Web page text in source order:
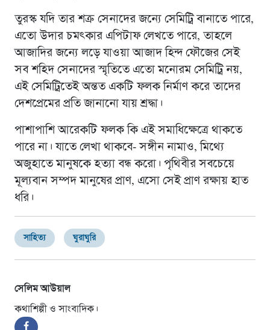
তুরস্ক যদি তার শত্রু সেনাদের জন্যে সেমিট্রি বানাতে পারে,
এতো উদার চমৎকার এপিটাফ লেখতে পারে, তাহলে
আজাদির জন্যে লড়ে যাওয়া আজাদ হিন্দ ফৌজের সেই
সব শহিদ সেনাদের স্মৃতিতে এতো মনোরম সেমিট্রি নয়,
এই সেমিট্রিতেই অন্তত একটি ফলক নির্মাণ করে তাদের
দেশপ্রেমের প্রতি জানানো যায় শ্রদ্ধা।
পাশাপাশি আরেকটি ফলক কি এই সমাধিক্ষেত্রে থাকতে
পারে না। যাতে লেখা থাকবে- সঙ্গীন নামাও, মিথ্যে
অজুহাতে মানুষকে হত্যা বন্ধ করো। পৃথিবীর সবচেয়ে
মূল্যবান সম্পদ মানুষের প্রাণ, এসো সেই প্রাণ রক্ষায় হাত
ধরি।
সাহিত্য ঘুরাঘুরি
সেলিম আউয়াল
কথাশিল্পী ও সাংবাদিক।